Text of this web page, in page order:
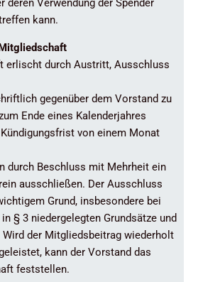
deren Verwendung der Spender
kann.
erlischt durch Austritt, Ausschluss
gegenüber dem Vorstand zu
Ende eines Kalenderjahres
von einem Monat
durch Beschluss mit Mehrheit ein
ausschließen. Der Ausschluss
Grund, insbesondere bei
§ 3 niedergelegten Grundsätze und
der Mitgliedsbeitrag wiederholt
kann der Vorstand das
feststellen.